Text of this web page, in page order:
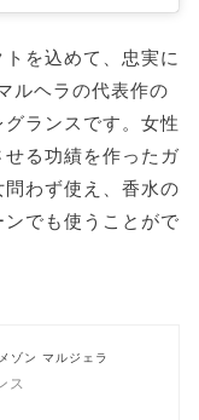
を込めて、忠実に
ルヘラの代表作の
ランスです。女性
る功績を作ったガ
わず使え、香水の
でも使うことがで
ン マルジェラ
ス